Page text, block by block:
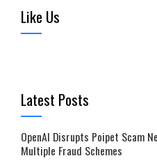
Like Us
Latest Posts
OpenAI Disrupts Poipet Scam
Multiple Fraud Schemes